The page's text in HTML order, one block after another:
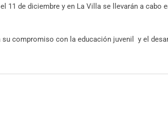
11 de diciembre y en La Villa se llevarán a cabo
compromiso con la educación juvenil y el